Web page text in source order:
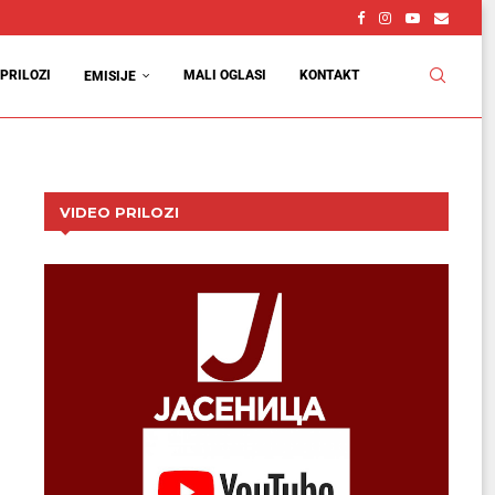
PRILOZI EMISIJE MALI OGLASI KONTAKT
VIDEO PRILOZI